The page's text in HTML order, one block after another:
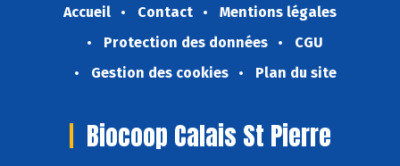
Accueil Contact
Mentions légales
Protection des données
CGU
Gestion des cookies
Plan du site
Biocoop Calais St Pierre